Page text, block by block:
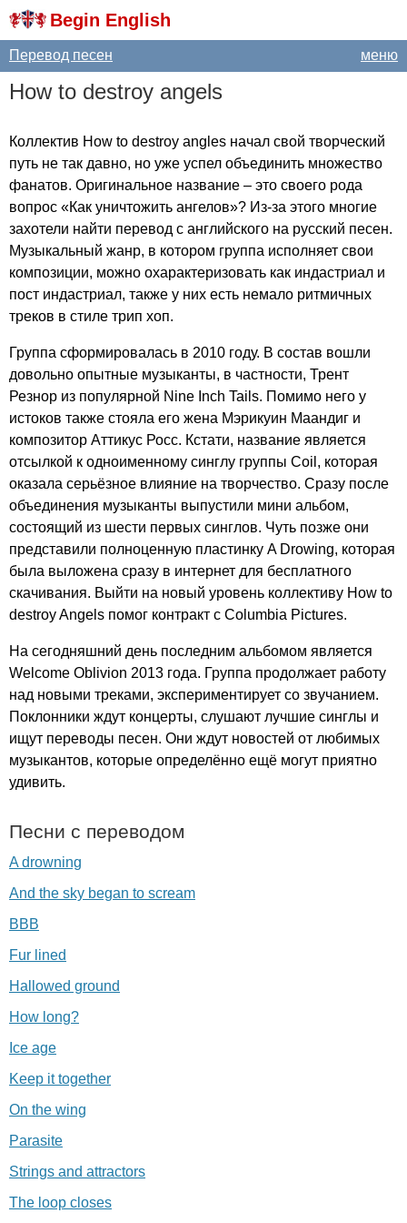
Begin English
меню
Перевод песен
How to destroy angels
Коллектив How to destroy angles начал свой творческий
путь не так давно, но уже успел объединить множество
фанатов. Оригинальное название – это своего рода
вопрос «Как уничтожить ангелов»? Из-за этого многие
захотели найти перевод с английского на русский песен.
Музыкальный жанр, в котором группа исполняет свои
композиции, можно охарактеризовать как индастриал и
пост индастриал, также у них есть немало ритмичных
треков в стиле трип хоп.
Группа сформировалась в 2010 году. В состав вошли
довольно опытные музыканты, в частности, Трент
Резнор из популярной Nine Inch Tails. Помимо него у
истоков также стояла его жена Мэрикуин Маандиг и
композитор Аттикус Росс. Кстати, название является
отсылкой к одноименному синглу группы Coil , которая
оказала серьёзное влияние на творчество. Сразу после
объединения музыканты выпустили мини альбом,
состоящий из шести первых синглов. Чуть позже они
представили полноценную пластинку A Drowing, которая
была выложена сразу в интернет для бесплатного
скачивания. Выйти на новый уровень коллективу How to
destroyAngels помог контракт с Columbia Pictures.
На сегодняшний день последним альбомом является
Welcome Oblivion 2013 года. Группа продолжает работу
над новыми треками, экспериментирует со звучанием.
Поклонники ждут концерты, слушают лучшие синглы и
ищут переводы песен. Они ждут новостей от любимых
музыкантов, которые определённо ещё могут приятно
удивить.
Песни с переводом
A drowning
And the sky began to scream
BBB
Fur lined
Hallowed ground
How long?
Ice age
Keep it together
On the wing
Parasite
Strings and attractors
The loop closes